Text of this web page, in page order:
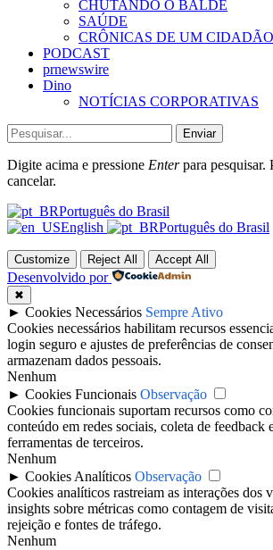
CHUTANDO O BALDE
SAÚDE
CRÔNICAS DE UM
PODCAST
prnewswire
Dino
NOTÍCIAS CORPORATIVAS
Enviar
Digite acima e pressione Enterpara pesquisar.
cancelar.
Português do Brasil
English
Português do Brasil
Customize Reject All Accept All
Desenvolvido por
✖
► Cookies Necessários Sempre Ativo
Cookies necessários habilitam recursos
login seguro e ajustes de preferências de
armazenam dados pessoais.
Nenhum
► Cookies Funcionais Observação
Cookies funcionais suportam recursos como
conteúdo em redes sociais, coleta de feedback
ferramentas de terceiros.
Nenhum
► Cookies Analíticos Observação
Cookies analíticos rastreiam as interações dos
insights sobre métricas como contagem de
rejeição e fontes de tráfego.
Nenhum